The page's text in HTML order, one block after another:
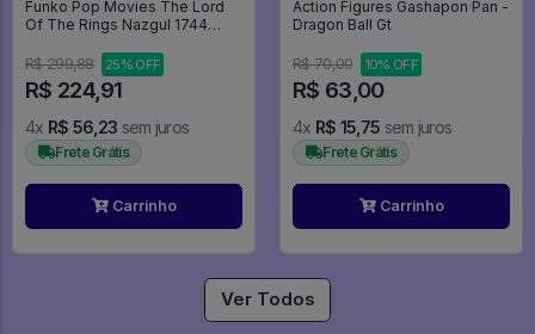
Funko Pop Movies The Lord
Of The Rings Nazgul 1744
Movies #1744
R$ 299,88 25% OFF
R$ 224,91
4x R$ 56,23 sem juros
Frete Grátis
Carrinho
Action Figures Gashapon Pan -
Dragon Ball Gt
R$ 70,00 10% OFF
R$ 63,00
4x R$ 15,75 sem juros
Frete Grátis
Carrinho
Ver Todos